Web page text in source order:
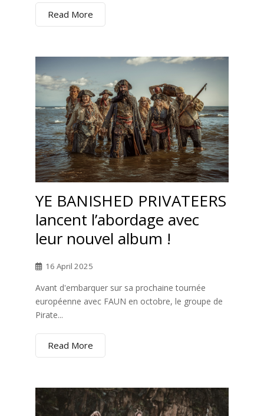
Read More
YE BANISHED PRIVATEERS
lancent l’abordage avec
leur nouvel album !
16 April 2025
Avant d'embarquer sur sa prochaine tournée
européenne avec FAUN en octobre, le groupe de
Pirate...
Read More